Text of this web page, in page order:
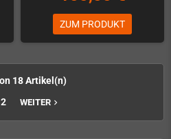
ZUM PRODUKT
18 Artikel(n)
2 WEITERnavigate_next